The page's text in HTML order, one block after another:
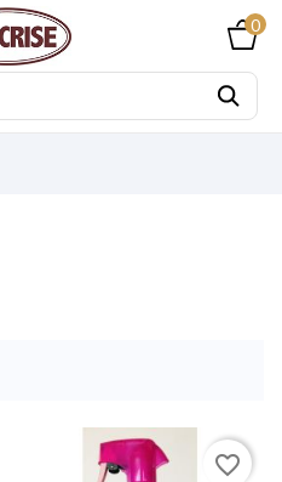
0
favorite_border